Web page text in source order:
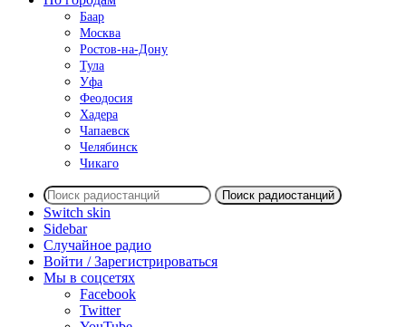
Баар
Москва
Ростов-на-Дону
Тула
Уфа
Феодосия
Хадера
Чапаевск
Челябинск
Чикаго
Поиск радиостанций
Switch skin
Sidebar
Случайное радио
Войти / Зарегистрироваться
Мы в соцсетях
Facebook
Twitter